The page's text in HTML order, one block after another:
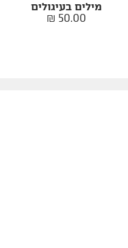
מילים בעיגולים
50.00
₪